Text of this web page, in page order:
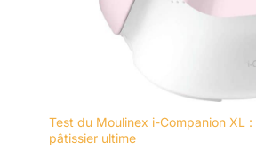
Test du Moulinex i-Companion XL :
pâtissier ultime